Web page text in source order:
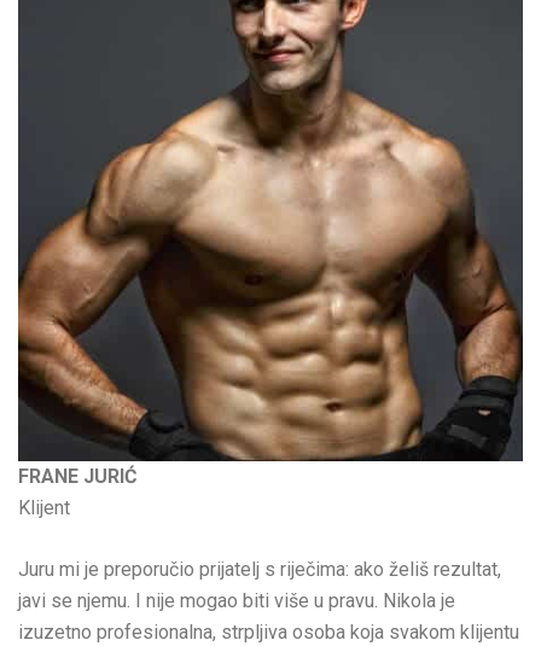
FRANE JURIĆ
Klijent
Juru mi je preporučio prijatelj s riječima: ako želiš rezultat,
javi se njemu. I nije mogao biti više u pravu. Nikola je
izuzetno profesionalna, strpljiva osoba koja svakom klijentu